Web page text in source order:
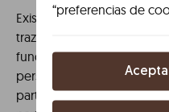
Existen numerosas
trazado que está
fundamental poner en
personal sanitario. Pero la
participante que pone en
“preferencias de